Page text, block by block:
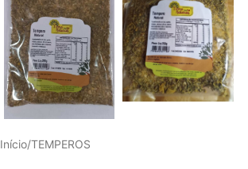
Início/TEMPEROS